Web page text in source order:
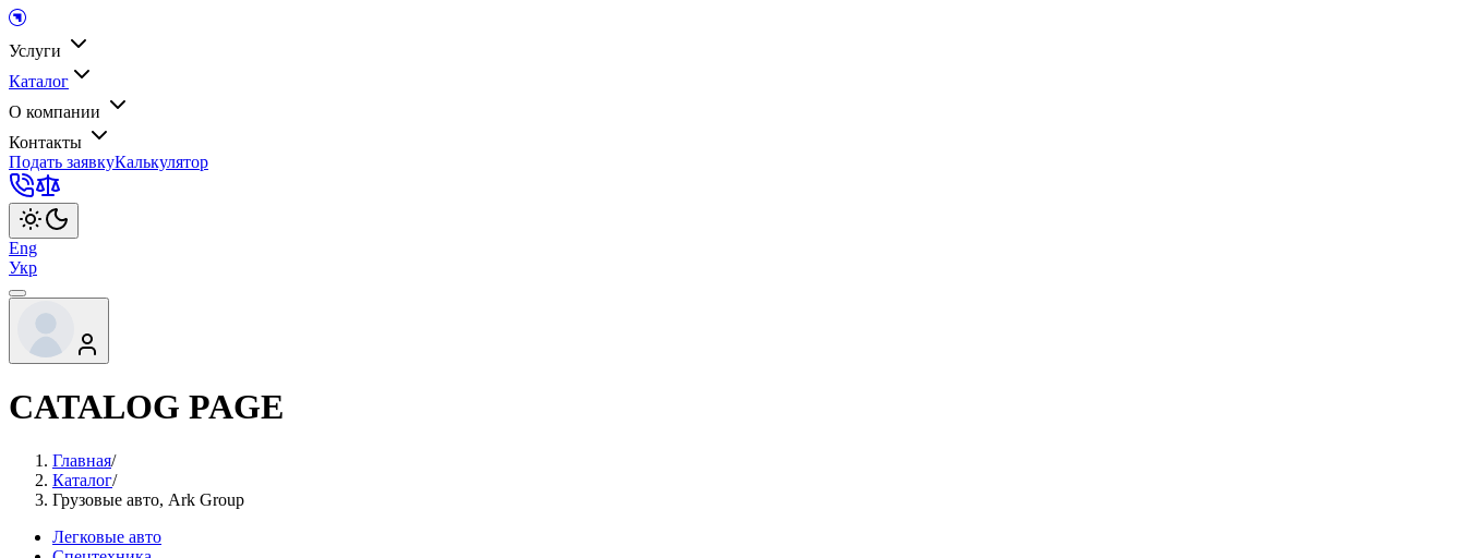
Услуги
Каталог
О компании
Контакты
Подать заявкуКалькулятор
Eng
Укр
CATALOG PAGE
Главная/
Каталог/
Грузовые авто, Ark Group
Легковые авто